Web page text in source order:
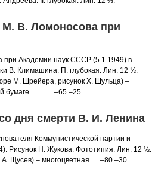
М. В. Ломоносова при
Академии наук СССР (5.1.1949) в
В. Климашина. П. глубокая. Лин. 12 ½.
М. Шрейера, рисунок X. Шульца) –
бумаге ……… –65 –25
дня смерти В. И. Ленина
Коммунистической партии и
Рисунок Н. Жукова. Фототипия. Лин. 12 ½.
Щусев) – многоцветная ….–80 –30